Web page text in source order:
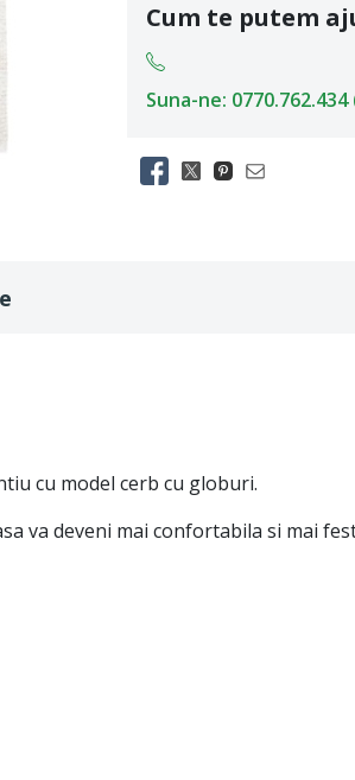
Cum te putem
Suna-ne:
cu model cerb cu globuri.
va deveni mai confortabila si mai